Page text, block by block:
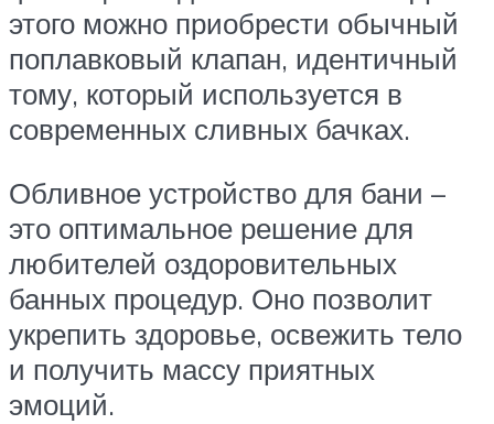
этого можно приобрести обычный
поплавковый клапан, идентичный
тому, который используется в
современных сливных бачках.
Обливное устройство для бани –
это оптимальное решение для
любителей оздоровительных
банных процедур. Оно позволит
укрепить здоровье, освежить тело
и получить массу приятных
эмоций.